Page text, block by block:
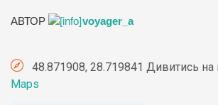
АВТОР voyager_a
48.871908, 28.719841 Дивитись на
Maps